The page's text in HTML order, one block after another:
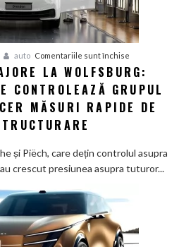
studiu
recent
auto Comentariile sunt închise
Tensiuni
majore
la
care
măsuri
rapide
LA WOLFSBURG:
CONTROLEAZĂ GRUPUL
MĂSURI RAPIDE DE
și Piëch, care dețin controlul asupra
crescut presiunea asupra tuturor...